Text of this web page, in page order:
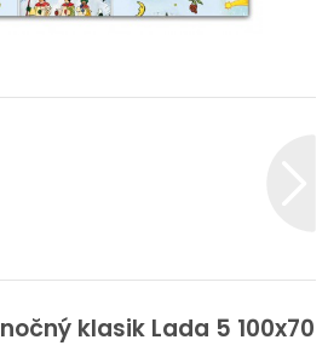
klasik Lada 5 100x70